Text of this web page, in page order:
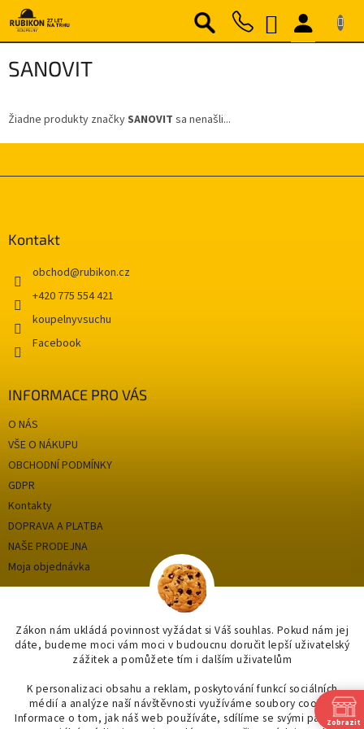
Zákon nám ukládá povinnost vyžádat si Váš souhlas. Pokud nám jej
dáte, budeme moci vám moci v budoucnu doručit lepší uživatelský
zážitek a pomůžete tím i dalším uživatelům
K personalizaci obsahu a reklam, poskytování funkcí sociálních
médií a analýze naší návštěvnosti využíváme soubory cookie.
Informace o tom, jak náš web používáte, sdílíme se svými partnery
Prejsť
na
obsah
NÁKUPNÝ
KOŠÍK
SANOVIT
Žiadne produkty značkySANOVIT sa nenašli...
Kontakt
obchod@rubikon.cz
+420 775 554 421
Facebook
koupelnyvsuchu
INFORMACE PRO VÁS
O NÁS
VŠE O NÁKUPU
OBCHODNÍ PODMÍNKY
GDPR
Kontakty
DOPRAVA A PLATBA
NAŠE PRODEJNA
Moja objednávka
Kategórie
OUTLET až -75%
OBKLADY A DLAŽBY
KOUPELNY
Zobrazit